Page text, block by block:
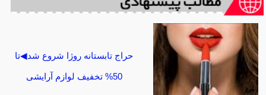
حراج تابستانه روژا شروع شد◀تا
50% تخفیف لوازم آرایشی